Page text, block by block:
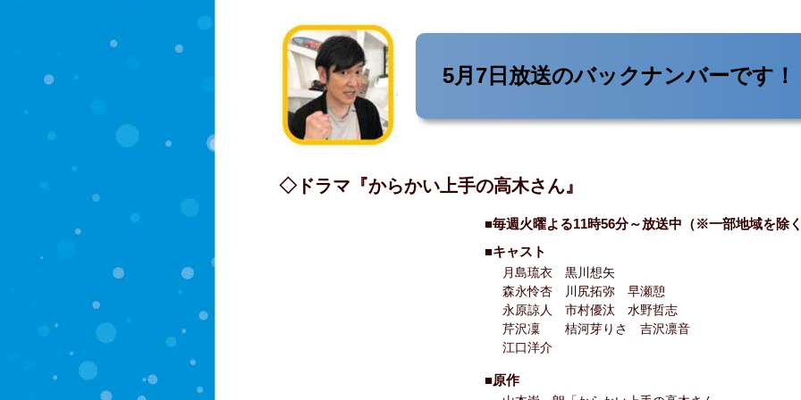
5月7日放送のバックナンバーです！
◇ドラマ『からかい上手の高木さん』
■毎週火曜よる11時56分～放送中（※一部地域を除
■キャスト
月島琉衣 黒川想矢
森永怜杏 川尻拓弥 早瀬憩
永原諒人 市村優汰 水野哲志
芹沢凜 桔河芽りさ 吉沢凛音
江口洋介
■原作